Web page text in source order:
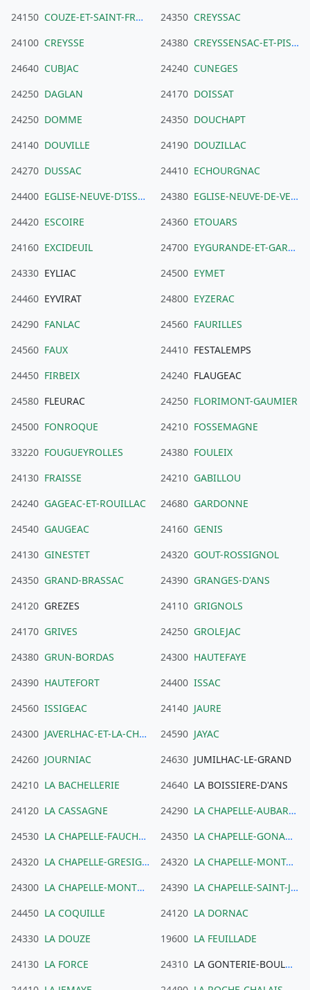
24150 COUZE-ET-SAINT-FRONT 24350 CREYSSAC
24100 CREYSSE 24380 CREYSSENSAC-ET-PISSOT
24640 CUBJAC 24240 CUNEGES
24250 DAGLAN 24170 DOISSAT
24250 DOMME 24350 DOUCHAPT
24140 DOUVILLE 24190 DOUZILLAC
24270 DUSSAC 24410 ECHOURGNAC
24400 EGLISE-NEUVE-D'ISSAC 24380 EGLISE-NEUVE-DE-VERGT
24420 ESCOIRE 24360 ETOUARS
24160 EXCIDEUIL 24700 EYGURANDE-ET-GARDEDEUIL
24330 EYLIAC 24500 EYMET
24460 EYVIRAT 24800 EYZERAC
24290 FANLAC 24560 FAURILLES
24560 FAUX 24410 FESTALEMPS
24450 FIRBEIX 24240 FLAUGEAC
24580 FLEURAC 24250 FLORIMONT-GAUMIER
24500 FONROQUE 24210 FOSSEMAGNE
33220 FOUGUEYROLLES 24380 FOULEIX
24130 FRAISSE 24210 GABILLOU
24240 GAGEAC-ET-ROUILLAC 24680 GARDONNE
24540 GAUGEAC 24160 GENIS
24130 GINESTET 24320 GOUT-ROSSIGNOL
24350 GRAND-BRASSAC 24390 GRANGES-D'ANS
24120 GREZES 24110 GRIGNOLS
24170 GRIVES 24250 GROLEJAC
24380 GRUN-BORDAS 24300 HAUTEFAYE
24390 HAUTEFORT 24400 ISSAC
24560 ISSIGEAC 24140 JAURE
24300 JAVERLHAC-ET-LA-CHAPELLE-SAINT-ROBERT 24590 JAYAC
24260 JOURNIAC 24630 JUMILHAC-LE-GRAND
24210 LA BACHELLERIE 24640 LA BOISSIERE-D'ANS
24120 LA CASSAGNE 24290 LA CHAPELLE-AUBAREIL
24530 LA CHAPELLE-FAUCHER 24350 LA CHAPELLE-GONAGUET
24320 LA CHAPELLE-GRESIGNAC 24320 LA CHAPELLE-MONTABOURLET
24300 LA CHAPELLE-MONTMOREAU 24390 LA CHAPELLE-SAINT-JEAN
24450 LA COQUILLE 24120 LA DORNAC
24330 LA DOUZE 19600 LA FEUILLADE
24130 LA FORCE 24310 LA GONTERIE-BOULOUNEIX